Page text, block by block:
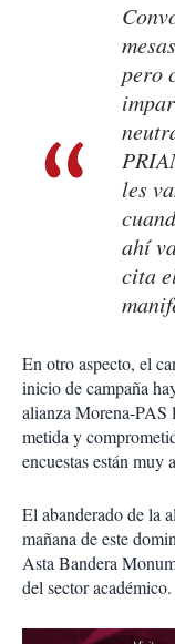
pero
les
ahí
cita
En otro aspecto, el
inicio de campaña
alianza Morena-PAS
metida y
encuestas están muy
El abanderado de la
mañana de este
Asta Bandera
del sector académico.